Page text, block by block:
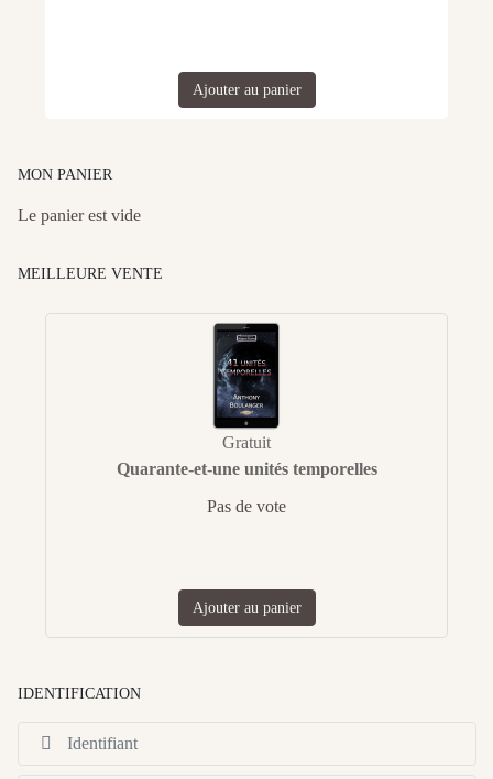
Ajouter au panier
MON PANIER
Le panier est vide
MEILLEURE VENTE
Gratuit
Quarante-et-une unités temporelles
Pas de vote
Ajouter au panier
IDENTIFICATION